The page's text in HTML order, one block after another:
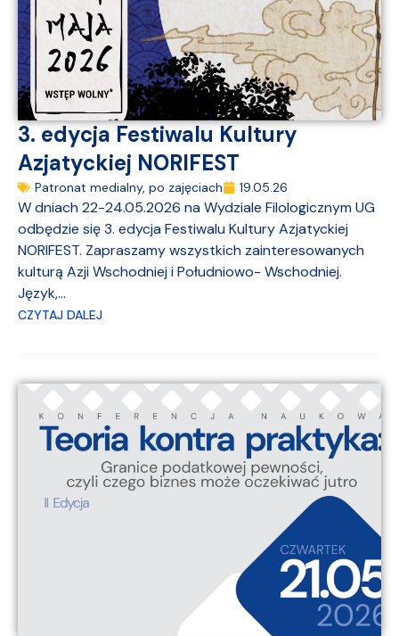
3. edycja Festiwalu Kultury
Azjatyckiej NORIFEST
Patronat medialny, po zajęciach 19.05.26
W dniach 22-24.05.2026 na Wydziale Filologicznym UG
odbędzie się 3. edycja Festiwalu Kultury Azjatyckiej
NORIFEST. Zapraszamy wszystkich zainteresowanych
kulturą Azji Wschodniej i Południowo- Wschodniej.
Język,...
CZYTAJ DALEJ